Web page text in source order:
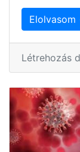
Létrehozás